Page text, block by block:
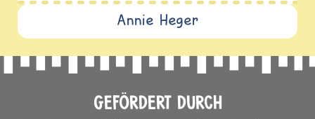
Annie Heger
GEFÖRDERT DURCH